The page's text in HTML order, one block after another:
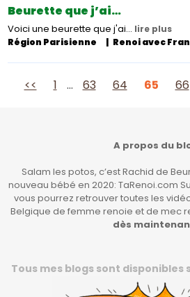
Beurette que j’ai…
Voici une beurette que j'ai… lire plus
Région Parisienne
Renoi avec
Pagination
publications
<< 1 … 63 64 65 66
A propos du
Salam les potos, c’est Rachid de
nouveau bébé en 2020: TaRenoi.com
vous pourrez retrouver toutes les
Belgique de femme renoie et de mec
dès
Tous mes blogs sont disponibles